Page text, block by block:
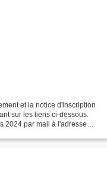
et la notice d'inscription
sur les liens ci-dessous.
2024 par mail à l'adresse